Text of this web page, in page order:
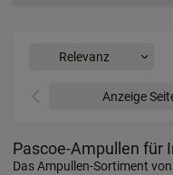
Vorherige
Pascoe-Ampullen für
Das Ampullen-Sortiment